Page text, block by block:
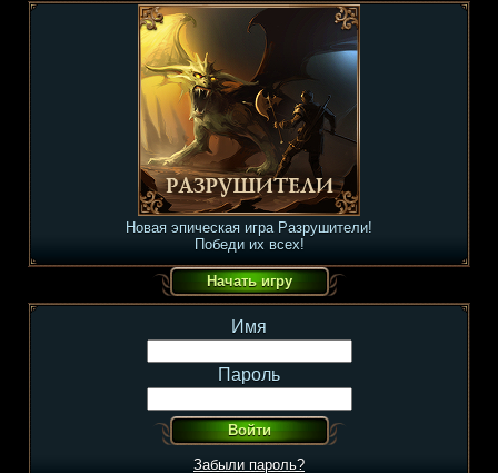
Новая эпическая игра Разрушители!
Победи их всех!
Имя
Пароль
Забыли пароль?